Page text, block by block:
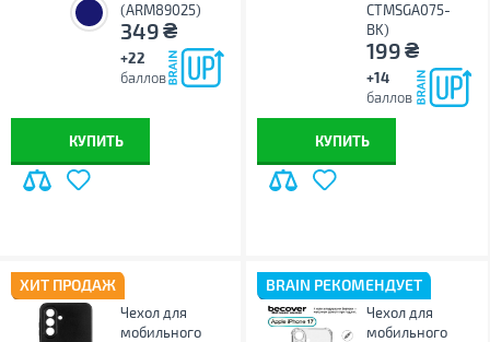
(ARM89025)
349₴
+22
баллов
КУПИТЬ
CTMSGA075-
BK)
199₴
+14
баллов
КУПИТЬ
ХИТ ПРОДАЖ
Чехол для
мобильного
BRAIN РЕКОМЕНДУЕТ
Чехол для
мобильного